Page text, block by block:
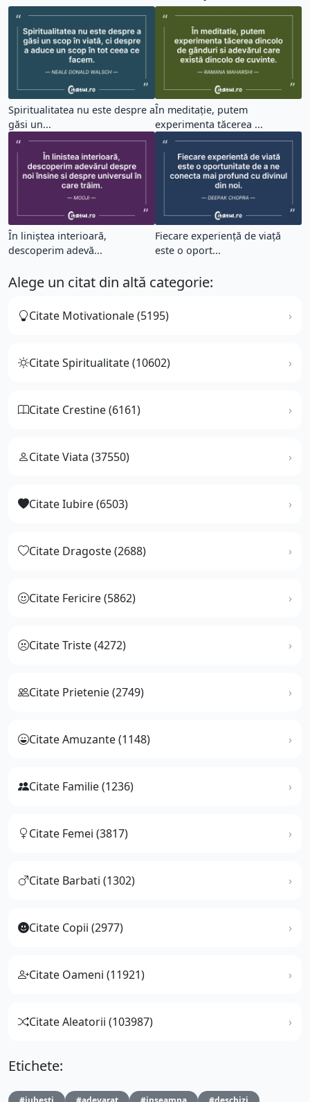
Spiritualitatea nu este despre a
găsi un...
În meditație, putem
experimenta tăcerea ...
În liniștea interioară,
descoperim adevă...
Fiecare experiență de viață
este o oport...
Alege un citat din altă categorie:
Citate Motivationale (5195)
Citate Spiritualitate (10602)
Citate Crestine (6161)
Citate Viata (37550)
Citate Iubire (6503)
Citate Dragoste (2688)
Citate Fericire (5862)
Citate Triste (4272)
Citate Prietenie (2749)
Citate Amuzante (1148)
Citate Familie (1236)
Citate Femei (3817)
Citate Barbati (1302)
Citate Copii (2977)
Citate Oameni (11921)
Citate Aleatorii (103987)
Etichete: